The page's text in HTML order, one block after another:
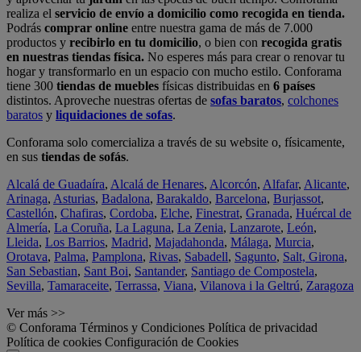
realiza el servicio de envío a domicilio como recogida en tienda.
Podrás comprar online entre nuestra gama de más de 7.000
productos y recibirlo en tu domicilio, o bien con recogida gratis
en nuestras tiendas física. No esperes más para crear o renovar tu
hogar y transformarlo en un espacio con mucho estilo. Conforama
tiene 300 tiendas de muebles físicas distribuidas en 6 países
distintos. Aproveche nuestras ofertas de sofas baratos, colchones
baratos y liquidaciones de sofas.
Conforama solo comercializa a través de su website o, físicamente,
en sus tiendas de sofás.
Alcalá de Guadaíra, Alcalá de Henares, Alcorcón, Alfafar, Alicante,
Arinaga, Asturias, Badalona, Barakaldo, Barcelona, Burjassot,
Castellón, Chafiras, Cordoba, Elche, Finestrat, Granada, Huércal de
Almería, La Coruña, La Laguna, La Zenia, Lanzarote, León,
Lleida, Los Barrios, Madrid, Majadahonda, Málaga, Murcia,
Orotava, Palma, Pamplona, Rivas, Sabadell, Sagunto, Salt, Girona,
San Sebastian, Sant Boi, Santander, Santiago de Compostela,
Sevilla, Tamaraceite, Terrassa, Viana, Vilanova i la Geltrú, Zaragoza
Ver más >>
© Conforama Términos y Condiciones Política de privacidad
Política de cookies Configuración de Cookies